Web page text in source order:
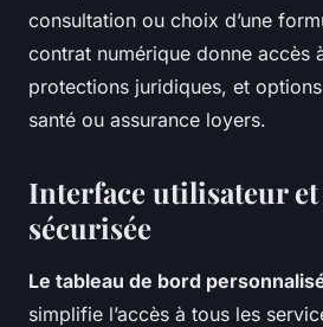
consultation ou choix d’une
contrat numérique donne accès
protections juridiques, et
santé ou assurance loyers.
Interface utilisateur
sécurisée
Le tableau de bord
simplifie l’accès à tous les